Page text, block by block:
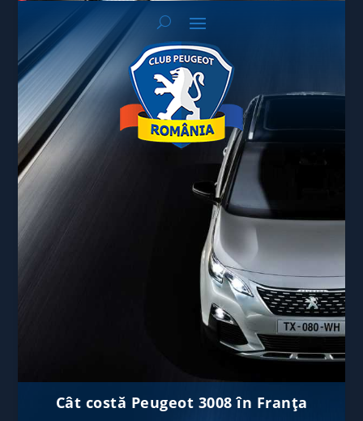
Cât costă Peugeot 3008 în Franța